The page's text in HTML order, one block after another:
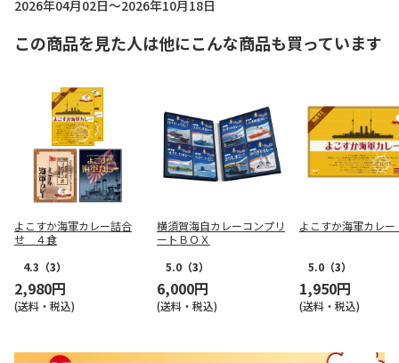
2026年04月02日～2026年10月18日
この商品を見た人は他にこんな商品も買っています
よこすか海軍カレー詰合
せ ４食
4.3 （3）
2,980円
(送料・税込)
横須賀海自カレーコンプリ
ートＢＯＸ
5.0 （3）
6,000円
(送料・税込)
よこすか海軍カレ
5.0 （3）
1,950円
(送料・税込)